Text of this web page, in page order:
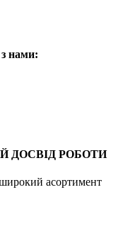
з нами:
ДОСВІД РОБОТИ
асортимент